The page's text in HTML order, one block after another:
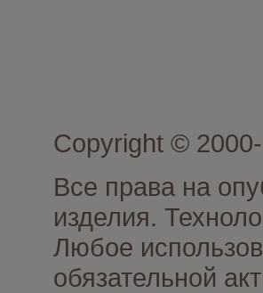
Copyright ©
Все права на
изделия.
Любое
обязательной